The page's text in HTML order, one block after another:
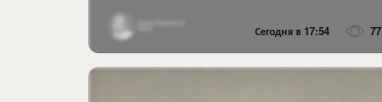
Сегодня в 17:54 77